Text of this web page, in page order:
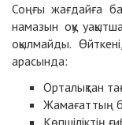
Соңғы жағдайға
намазын оқу
оқылмайды.
арасында:
Орталықтан
Жамағаттың